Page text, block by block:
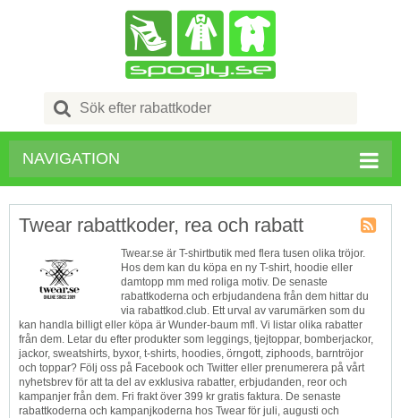
Search
for:
NAVIGATION
RSS
Twear rabattkoder, rea och rabatt
Twear.se är T-shirtbutik med flera tusen olika tröjor.
Hos dem kan du köpa en ny T-shirt, hoodie eller
damtopp mm med roliga motiv. De senaste
rabattkoderna och erbjudandena från dem hittar du
via rabattkod.club. Ett urval av varumärken som du
kan handla billigt eller köpa är Wunder-baum mfl. Vi listar olika rabatter
från dem. Letar du efter produkter som leggings, tjejtoppar, bomberjackor,
jackor, sweatshirts, byxor, t-shirts, hoodies, örngott, ziphoods, barntröjor
och toppar? Följ oss på Facebook och Twitter eller prenumerera på vårt
nyhetsbrev för att ta del av exklusiva rabatter, erbjudanden, reor och
kampanjer från dem. Fri frakt över 399 kr gratis faktura. De senaste
rabattkoderna och kampanjkoderna hos Twear för juli, augusti och